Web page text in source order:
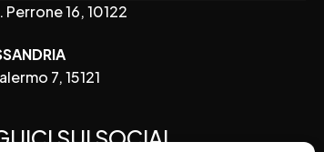
Perrone 16, 10122
7, 15121
SUI SOCIAL